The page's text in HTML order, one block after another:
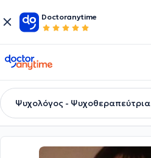
Doctoranytime
doctoranytime
Ψυχολόγος - Ψυχοθεραπεύτρια